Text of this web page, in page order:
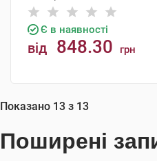
Є в наявності
від 848.30 грн
Показано 13 з 13
Поширені